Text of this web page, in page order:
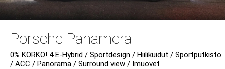
Porsche Panamera
0% KORKO! 4 E-Hybrid / Sportdesign / Hiilikuidut / Sportputkisto
/ ACC / Panorama / Surround view / Imuovet